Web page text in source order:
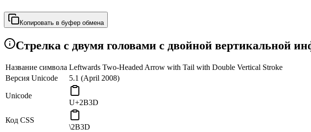
Копировать в буфер обмена
Стрелка с двумя головами с двойной вертикальной
Название символа Leftwards Two-Headed Arrow with Tail with Double Vertical Stroke
Версия Unicode
5.1 (April 2008)
Unicode
U+2B3D
Код CSS
\2B3D